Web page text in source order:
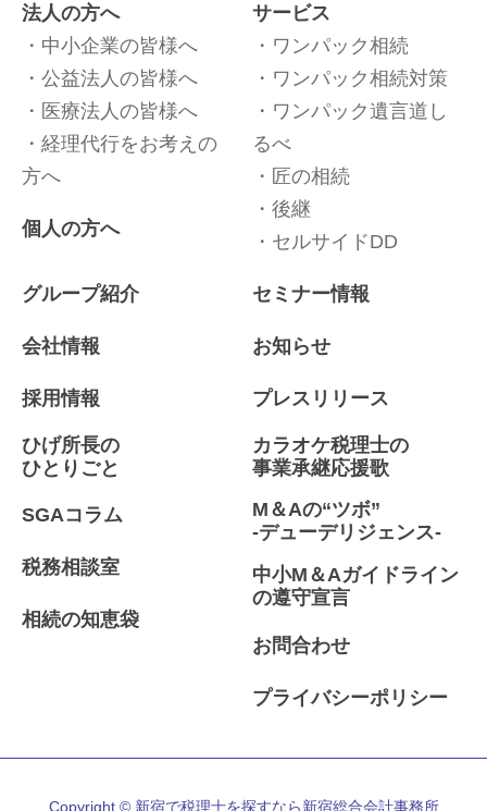
法人の方へ
中小企業の皆様へ
公益法人の皆様へ
医療法人の皆様へ
経理代行をお考えの
方へ
個人の方へ
サービス
ワンパック相続
ワンパック相続対策
ワンパック遺言道し
るべ
匠の相続
後継
セルサイドDD
グループ紹介
会社情報
採用情報
セミナー情報
お知らせ
プレスリリース
ひげ所長の
ひとりごと
SGAコラム
税務相談室
相続の知恵袋
カラオケ税理士の
事業承継応援歌
M＆Aの“ツボ”
-デューデリジェンス-
中小M＆Aガイドライン
の遵守宣言
お問合わせ
プライバシーポリシー
Copyright © 新宿で税理士を探すなら新宿総合会計事務所